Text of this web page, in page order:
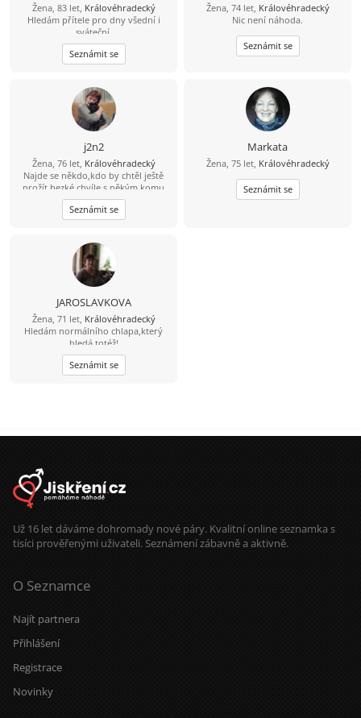
Žena, 83 let, Královéhradecký
Hledám přítele pro dny všední i
sváteční.
Seznámit se
Žena, 74 let, Královéhradecký
Nic není náhoda.
Seznámit se
j2n2
Žena, 76 let, Královéhradecký
Najde se někdo,kdo by chtěl ještě
prožít hezké chvíle s někým komu
tyto krásné chvíle také schází
Seznámit se
Markata
Žena, 75 let, Královéhradecký
Seznámit se
JAROSLAVKOVA
Žena, 71 let, Královéhradecký
Hledám normálního chlapa,který
hledá totéž!
Seznámit se
Už 16 let dáváme dohromady nové páry. Kvalitní online seznamka s
tisíci prověřenými uživateli. Seznámení zábavně a aktivně.
O Seznamce
Najít partnera
Přihlášení
Registrace
Novinky